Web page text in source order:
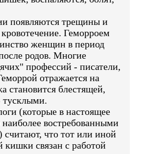
появляются трещины и
Геморроем
женщин в период
родов. Многие
профессий - писатели,
отражается на
становится блестящей,
тусклыми.
(которые в настоящее
востребованными
считают, что тот или иной
кишки связан с работой